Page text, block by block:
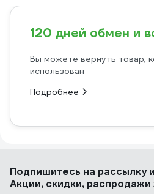
120 дней обмен и
Вы можете вернуть товар,
использован
Подробнее
Подпишитесь на рассылку
Акции, скидки, распродажи